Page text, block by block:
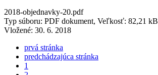
2018-objednavky-20.pdf
Typ súboru: PDF dokument, Veľkosť: 82,21 kB
Vložené: 30. 6. 2018
prvá stránka
predchádzajúca stránka
1